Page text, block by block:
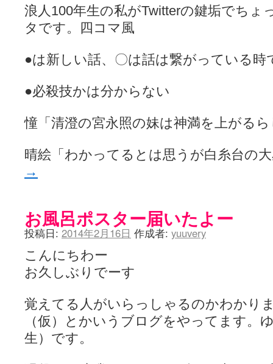
せのたけくらべ - 咲-Saki- / 咲さんのやり方で就活をやってみよう
咏-Uta-ブログ編 - 咲-Saki- / 黄色い封筒が届いた(・∀・) (12:30)
チャウチャウちゃうんちゃうん - 咲-Saki- / 吉野の千本桜を見に行きま
あこしず日和！ - 咲-Saki- / 咲-Saki-阿知賀編Blu-rayBOX 購入
ニワカ王者 / 【アニメ記事】咲-Saki- 立先生のコメントを取り上げる
Yaranakya » 咲-Saki- / 国際最萌リーグは園城寺怜ちゃんに一票を入れ
おもちがなくてもだいじょうぶ / 咲と照の確執【プリン】
りりーがーる（仮） / 虎姫 カラオケ編っぽい小ネタ (10:29)
フリテンリーチで流して / 姫松高校についてのいくらかの考察 (09:03)
咲-Saki-麻雀録 / 台風に強そうな咲キャラ (05:45)
君の友達。 / マイ・フェア・レディ (12:49)
ぽっこぬ / 咲絵ログ2 (15:21)
妄言郷 / 咲-Saki- 第129局「契機」感想
咲-Saki-のてきとう考察 - 咲-Saki- / 記事紹介：書け麻に参加でさっ
嶺上かいほー - 咲-saki- / (7/1日分)dreamscapeが更新していました
らぎこのだらだら日記帳 - 咲 -saki- / 咲アンテナ杯お疲れ様でした(半
考える凡人 / [咲-Saki-]姉帯豊音の能力考察―暦占という仮説―
(04:47)
まいるーむ / よく分かる、有珠山高校！（キャラについてひたすら語
プンスコ！ 野依日和！ - 咲-Saki- / 小蒔「渚のあわあわダブリィレイ
浪人100年生の私がTwitterの鍵垢でちょ
タです。四コマ風
●は新しい話、〇は話は繋がっている時
●必殺技かは分からない
憧「清澄の宮永照の妹は神満を上がる
晴絵「わかってるとは思うが白糸台
→
お風呂ポスター届いたよー
投稿日: 2014年2月16日 作成者: yuuvery
こんにちわー
お久しぶりでーす
覚えてる人がいらっしゃるのかわかり
（仮）とかいうブログをやってます。
生）です。